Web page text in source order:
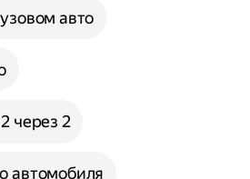
авто
через 2
автомобиля